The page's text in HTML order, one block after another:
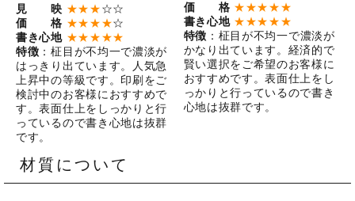
見 映 ★★★ ☆☆
価 格 ★★★★☆
書き心地 ★★★★★
特徴 ：柾目が不均一で濃淡が
はっきり出ています。人気急
上昇中の等級です。印刷をご
検討中のお客様におすすめで
す。表面仕上をしっかりと行
っているので書き心地は抜群
です。
価 格 ★★★★★
書き心地 ★★★★★
特徴 ：柾目が不均一で濃淡が
かなり出ています。経済的で
賢い選択をご希望のお客様に
おすすめです。表面仕上をし
っかりと行っているので書き
心地は抜群です。
材質について